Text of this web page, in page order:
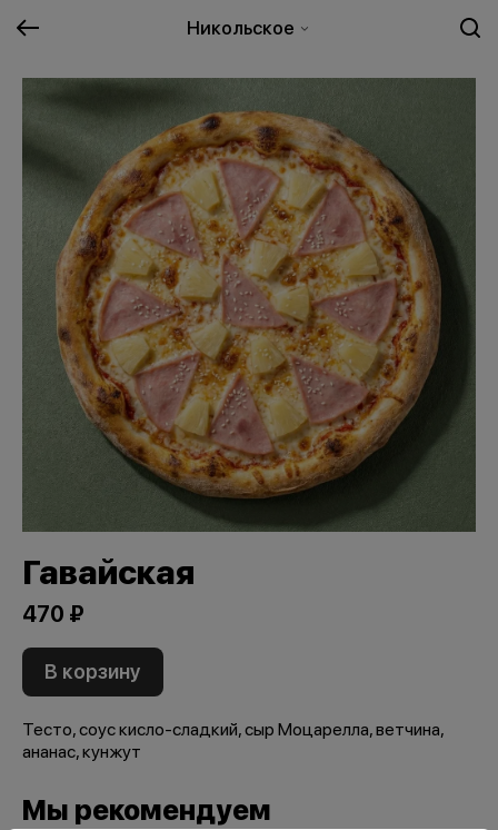
Никольское
Гавайская
470 ₽
В корзину
Тесто, соус кисло-сладкий, сыр Моцарелла, ветчина,
ананас, кунжут
Мы рекомендуем